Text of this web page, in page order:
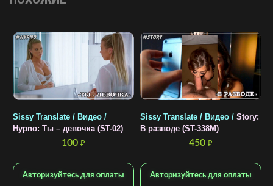
Sissy Translate / Видео /
Hypno: Ты – девочка (ST-02)
100 ₽
Авторизуйтесь для оплаты
Sissy Translate / Видео / Story:
В разводе (ST-338M)
450 ₽
Авторизуйтесь для оплаты